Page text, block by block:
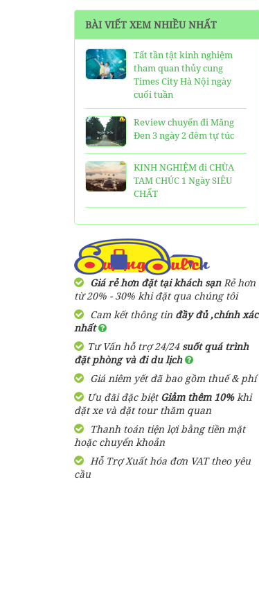
BÀI VIẾT XEM NHIỀU NHẤT
Tất tần tật kinh nghiệm
tham quan thủy cung
Times City Hà Nội ngày
cuối tuần
Review chuyến đi Măng
Đen 3 ngày 2 đêm tự túc
KINH NGHIỆM đi CHÙA
TAM CHÚC 1 Ngày SIÊU
CHẤT
25 Ngôi Chùa ở Sài Gòn
TOP 16 địa điểm du lịch
HẤP DẪN nhất việt nam:
Bạn đã đi được những nơi
cáp treo Núi Bà Đen Tây
Ninh
HƯỚNG DẪN đi du lịch
TAM ĐẢO chi tiết kèm
thông tin liên hệ
SHARE Cẩm nang du lịch
Măng Đen tự túc từ A-Z
Giá rẻ hơn đặt tại khách sạnRẻ hơn
từ 20% - 30% khi đặt qua chúng tôi
Cam kết thông tin đầy đủ ,chính xác
nhất
Tư Vấn hỗ trợ 24/24 suốt quá trình
đặt phòng và đi du lịch
Giá niêm yết đã bao gồm thuế & phí
Ưu đãi đặc biệtGiảm thêm 10%khi
đặt xe và đặt tour thăm quan
Thanh toán tiện lợi bằng tiền mặt
hoặc chuyển khoản
Hỗ Trợ Xuất hóa đơn VAT theo yêu
cầu